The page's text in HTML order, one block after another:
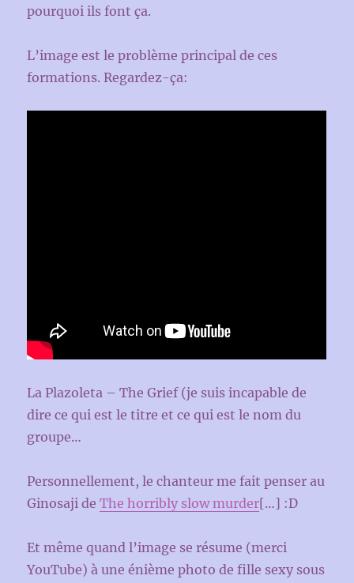
pourquoi ils font ça.
L’image est le problème principal de ces
formations. Regardez-ça:
La Plazoleta – The Grief (je suis incapable de
dire ce qui est le titre et ce qui est le nom du
groupe…
Personnellement, le chanteur me fait penser au
Ginosaji deThe horribly slow murder[…] :D
Et même quand l’image se résume (merci
YouTube) à une énième photo de fille sexy sous